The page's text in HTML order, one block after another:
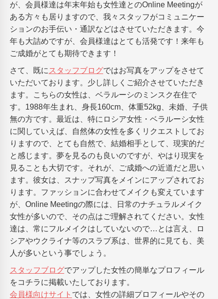
が、会員様達は年末年始も女性達とのOnline Meetingが
ある方々も居りますので、我々スタッフがコミュニケー
ションのお手伝い・通訳などはさせていただきます。今
年も大詰めですが、会員様達はとても活発です！来年も
ご成婚がとても期待できます！
さて、既に スタッフブログではお写真をアップをさせて
いただいております。少し詳しくご紹介させていただき
ます。こちらの女性は、ベラルーシのミンスク在住で
す。1988年生まれ、身長160cm、体重52kg、未婚、子供
無の方です。最近は、特にロシア女性・ベラルーシ女性
に関していえば、自然体の女性を多くリクエストしてお
りますので、とても自然で、結婚相手として、現実的だ
と感じます。夢を見るのも良いのですが、やはり現実を
見ることも大切です。それが、ご成婚への近道だと思い
ます。彼女は、スナップ写真をメインにアップされてお
ります。ファッションに合わせてメイクも変えています
が、Online Meetingの際には、日常のナチュラルメイク
女性が多いので、その点はご理解されてください。女性
達は、常にフルメイクはしていないので…とは言え、ロ
シアやウクライナ等のスラブ系は、世界的に見ても、美
人が多いという事でしょう。
スタッフブログでアップした女性の簡単なプロフィール
をコチラに掲載いたしております。
会員様向けサイト では、女性の詳細プロフィールやその